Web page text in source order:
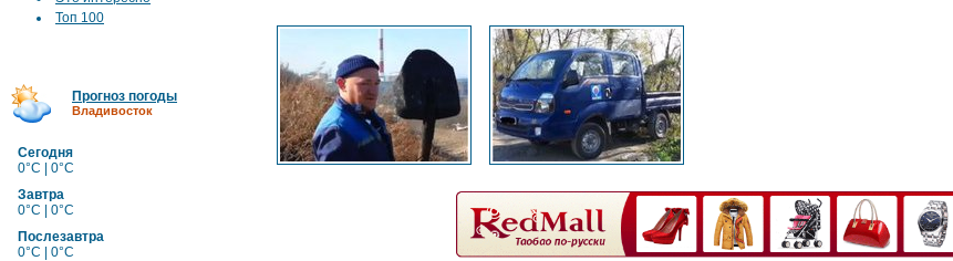
Топ 100
Прогноз погоды
Владивосток
Сегодня
0°C | 0°C
Завтра
0°C | 0°C
Послезавтра
0°C | 0°C